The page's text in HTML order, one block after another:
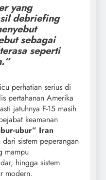
yang
debriefing
sebagai
seperti
perhatian serius di
pertahanan Amerika
jatuhnya F-15 masih
keamanan
ubur” Iran
sistem peperangan
mampu
hingga sistem
modern.